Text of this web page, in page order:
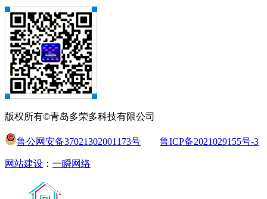
版权所有©青岛多荣多科技有限公司
鲁公网安备37021302001173号 鲁ICP备2021029155号-3
网站建设 ： 一瞬网络